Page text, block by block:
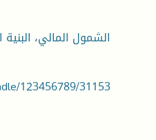
الشمول المالي، البنية
123456789/31153